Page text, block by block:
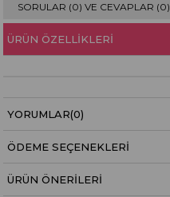
SORULAR (0) VE CEVAPLAR (0)
ÜRÜN ÖZELLIKLERI
YORUMLAR(0)
ÖDEME SEÇENEKLERI
ÜRÜN ÖNERILERI